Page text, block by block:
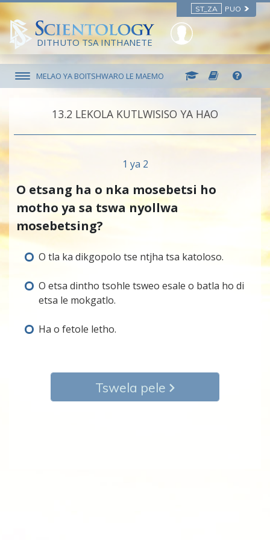
ST_ZA PUO
DITHUTO TSA INTHANETE
MELAO YA BOITSHWARO LE MAEMO
13.‎2 LEKOLA KUTLWISISO YA HAO
1 ya 2
O etsang ha o nka mosebetsi ho
motho ya sa tswa nyollwa
mosebetsing?
O tla ka dikgopolo tse ntjha tsa katoloso.
O etsa dintho tsohle tsweo esale o batla ho di
etsa le mokgatlo.
Ha o fetole letho.
Tswela pele